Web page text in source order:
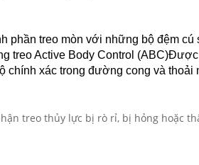
phần treo mòn với những bộ đệm
treo Active Body Control
chính xác trong đường cong và
treo thủy lực bị rò rỉ, bị hỏng hoặc